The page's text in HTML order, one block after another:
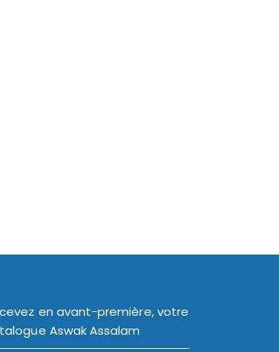
en avant-première, votre
Aswak Assalam